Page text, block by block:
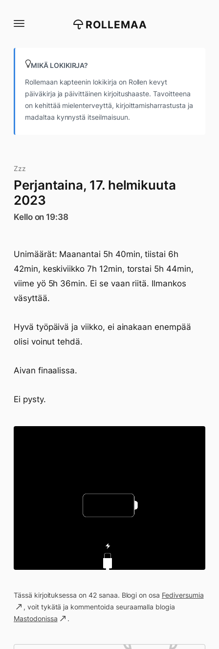
suoraan
ROLLEMAA
MIKÄ LOKIKIRJA?
Rollemaan kapteenin lokikirja on Rollen kevyt
päiväkirja ja päivittäinen kirjoitushaaste. Tavoitteena
on kehittää mielenterveyttä, kirjoittamisharrastusta ja
madaltaa kynnystä itseilmaisuun.
Zzz
Perjantaina, 17. helmikuuta
2023
Kello on 19:38
Unimäärät: Maanantai 5h 40min, tiistai 6h
42min, keskiviikko 7h 12min, torstai 5h 44min,
viime yö 5h 36min. Ei se vaan riitä. Ilmankos
väsyttää.
Hyvä työpäivä ja viikko, ei ainakaan enempää
olisi voinut tehdä.
Aivan finaalissa.
Ei pysty.
Tässä kirjoituksessa on 42 sanaa. Blogi on osa Fediversumia
, voit tykätä ja kommentoida seuraamalla blogia
Mastodonissa
.